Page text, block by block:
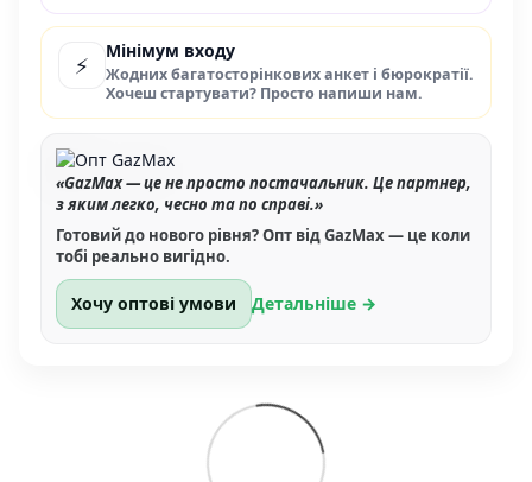
⚡
Мінімум входу
Жодних багатосторінкових анкет і бюрократії.
Хочеш стартувати? Просто напиши нам.
«GazMax — це не просто постачальник. Це партнер,
з яким легко, чесно та по справі.»
Готовий до нового рівня? Опт від GazMax — це коли
тобі реально вигідно.
Хочу оптові умови Детальніше →